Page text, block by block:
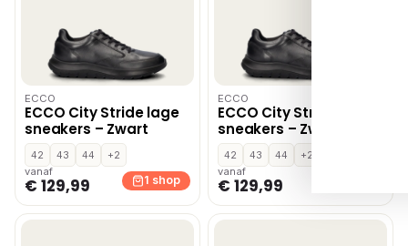
ECCO
ECCO City Stride lage
sneakers – Zwart
42 43 44
+2
vanaf
€ 129,99 1 shop
ECCO
ECCO City Stride lage
sneakers – Zwart
42 43 44
+2
vanaf
€ 129,99